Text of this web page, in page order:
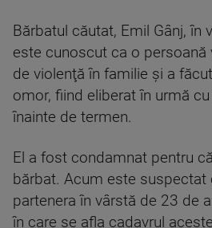
Bărbatul căutat, Emil Gânj, în
este cunoscut ca o persoană
de violenţă în familie şi a
omor, fiind eliberat în urmă
înainte de termen.
El a fost condamnat pentru
bărbat. Acum este suspectat
partenera în vârstă de 23 de
în care se afla cadavrul